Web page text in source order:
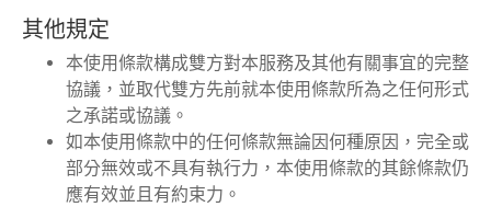
其他規定
本使用條款構成雙方對本服務及其他有關事宜的完整
協議，並取代雙方先前就本使用條款所為之任何形式
之承諾或協議。
如本使用條款中的任何條款無論因何種原因，完全或
部分無效或不具有執行力，本使用條款的其餘條款仍
應有效並且有約束力。